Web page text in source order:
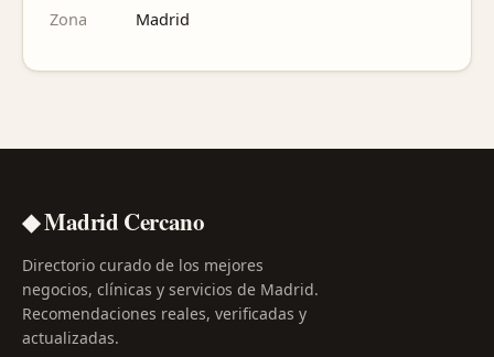
Zona Madrid
◆ Madrid Cercano
Directorio curado de los mejores
negocios, clínicas y servicios de Madrid.
Recomendaciones reales, verificadas y
actualizadas.